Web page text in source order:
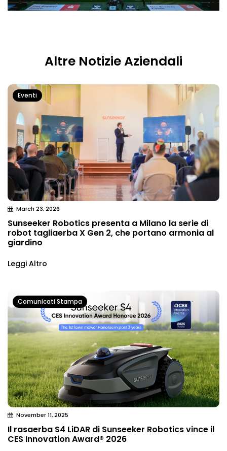
Altre Notizie Aziendali
Eventi
March 23, 2026
Sunseeker Robotics presenta a Milano la serie di
robot tagliaerba X Gen 2, che portano armonia al
giardino
Leggi Altro
Comunicati Stampa
November 11, 2025
Il rasaerba S4 LiDAR di Sunseeker Robotics vince il
CES Innovation Award® 2026